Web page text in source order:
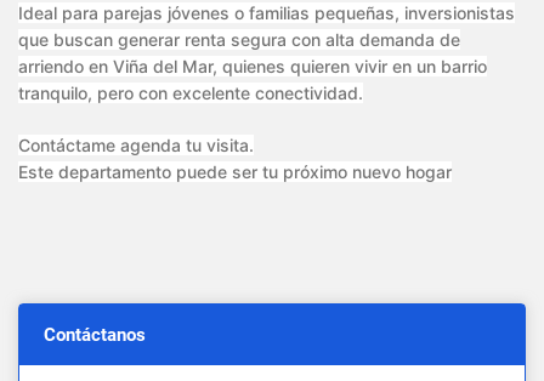
Ideal para parejas jóvenes o familias pequeñas, inversionistas
que buscan generar renta segura con alta demanda de
arriendo en Viña del Mar, quienes quieren vivir en un barrio
tranquilo, pero con excelente conectividad.
Contáctame agenda tu visita.
Este departamento puede ser tu próximo nuevo hogar
Contáctanos